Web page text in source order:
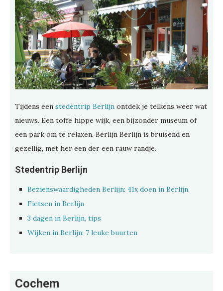
Tijdens een stedentrip Berlijn ontdek je telkens weer wat
nieuws. Een toffe hippe wijk, een bijzonder museum of
een park om te relaxen. Berlijn Berlijn is bruisend en
gezellig, met her een der een rauw randje.
Stedentrip Berlijn
Bezienswaardigheden Berlijn: 41x doen in Berlijn
Fietsen in Berlijn
3 dagen in Berlijn, tips
Wijken in Berlijn: 7 leuke buurten
Cochem